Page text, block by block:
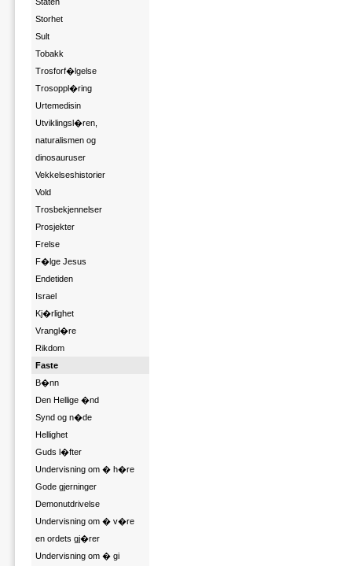
Storhet
Sult
Tobakk
Trosforf�lgelse
Trosoppl�ring
Urtemedisin
Utviklingsl�ren,
naturalismen og
dinosauruser
Vekkelseshistorier
Vold
Trosbekjennelser
Prosjekter
Frelse
F�lge Jesus
Endetiden
Israel
Kj�rlighet
Vrangl�re
Rikdom
Faste
B�nn
Den Hellige �nd
Synd og n�de
Hellighet
Guds l�fter
Undervisning om � h�re
Gode gjerninger
Demonutdrivelse
Undervisning om � v�re
en ordets gj�rer
Undervisning om � gi